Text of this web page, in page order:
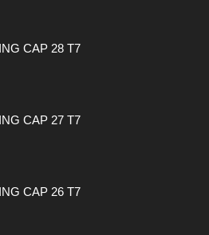
CAP 28 T7
CAP 27 T7
CAP 26 T7